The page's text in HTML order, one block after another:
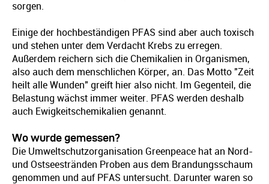
sorgen.
Einige der hochbeständigen PFAS sind aber auch toxisch
und stehen unter dem Verdacht Krebs zu erregen.
Außerdem reichern sich die Chemikalien in Organismen,
also auch dem menschlichen Körper, an. Das Motto "Zeit
heilt alle Wunden" greift hier also nicht. Im Gegenteil, die
Belastung wächst immer weiter. PFAS werden deshalb
auch Ewigkeitschemikalien genannt.
Wo wurde gemessen?
Die Umweltschutzorganisation Greenpeace hat an Nord-
und Ostseestränden Proben aus dem Brandungsschaum
genommen und auf PFAS untersucht. Darunter waren so